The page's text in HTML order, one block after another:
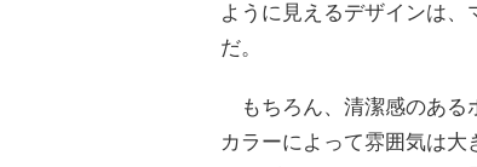
ように見えるデザインは
だ。
もちろん、清潔感のある
カラーによって雰囲気は